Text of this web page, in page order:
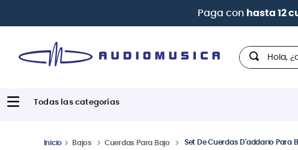
|
Hola, ¿qué
Bajos Cuerdas Para Bajo Set De Cuerdas D'addario Para